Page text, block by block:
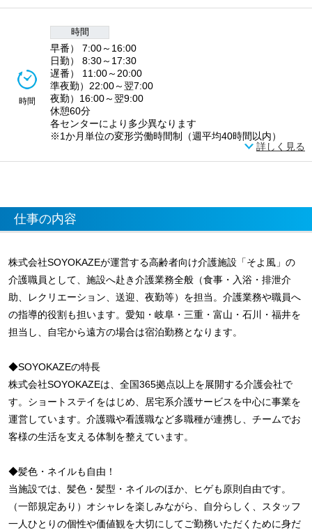
時間
時間
早番） 7:00～16:00
日勤） 8:30～17:30
遅番） 11:00～20:00
準夜勤）22:00～翌7:00
夜勤）16:00～翌9:00
休憩60分
各センターにより多少異なります
※1か月単位の変形労働時間制（週平均40時間以内）
詳しく見る
仕事の内容
株式会社SOYOKAZEが運営する高齢者向け介護施設「そよ風」の
介護職員として、施設へ赴き介護業務全般（食事・入浴・排泄介
助、レクリエーション、送迎、夜勤等）を担当。介護業務や職員へ
の指導的役割も担います。愛知・岐阜・三重・富山・石川・福井を
担当し、自宅から遠方の場合は宿泊勤務となります。
◆SOYOKAZEの特長
株式会社SOYOKAZEは、全国365拠点以上を展開する介護会社で
す。ショートステイをはじめ、居宅系介護サービスを中心に事業を
運営しています。介護職や看護職など多職種が連携し、チームでお
客様の生活を支える体制を整えています。
◆髪色・ネイルも自由！
当施設では、髪色・髪型・ネイルのほか、ヒゲも原則自由です。
（一部規定あり）オシャレを楽しみながら、自分らしく、スタッフ
一人ひとりの個性や価値観を大切にしてご勤務いただくために身だ